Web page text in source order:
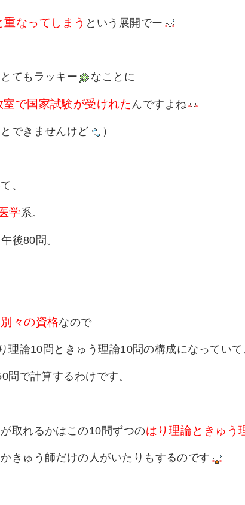
なってしまう という展開でー
てもラッキー なことに
室で国家試験が受けれた んですよね
できませんけど ）
、
学系。
後80問。
別々の資格なので
理論10問ときゅう理論10問の構成になっていて
問で計算するわけです。
取れるかはこの10問ずつのはり理論ときゅう
きゅう師だけの人がいたりもするのです